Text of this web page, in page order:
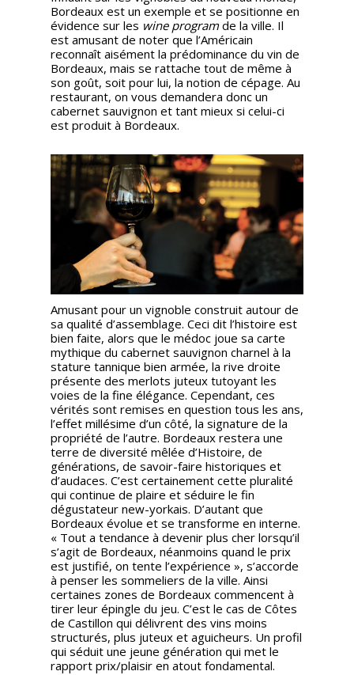
Bordeaux est un exemple et se positionne en
évidence sur les wine programde la ville. Il
est amusant de noter que l’Américain
reconnaît aisément la prédominance du vin de
Bordeaux, mais se rattache tout de même à
son goût, soit pour lui, la notion de cépage. Au
restaurant, on vous demandera donc un
cabernet sauvignon et tant mieux si celui-ci
est produit à Bordeaux.
Amusant pour un vignoble construit autour de
sa qualité d’assemblage. Ceci dit l’histoire est
bien faite, alors que le médoc joue sa carte
mythique du cabernet sauvignon charnel à la
stature tannique bien armée, la rive droite
présente des merlots juteux tutoyant les
voies de la fine élégance. Cependant, ces
vérités sont remises en question tous les ans,
l’effet millésime d’un côté, la signature de la
propriété de l’autre. Bordeaux restera une
terre de diversité mêlée d’Histoire, de
générations, de savoir-faire historiques et
d’audaces. C’est certainement cette pluralité
qui continue de plaire et séduire le fin
dégustateur new-yorkais. D’autant que
Bordeaux évolue et se transforme en interne.
« Tout a tendance à devenir plus cher lorsqu’il
s’agit de Bordeaux, néanmoins quand le prix
est justifié, on tente l’expérience », s’accorde
à penser les sommeliers de la ville. Ainsi
certaines zones de Bordeaux commencent à
tirer leur épingle du jeu. C’est le cas de Côtes
de Castillon qui délivrent des vins moins
structurés, plus juteux et aguicheurs. Un profil
qui séduit une jeune génération qui met le
rapport prix/plaisir en atout fondamental.